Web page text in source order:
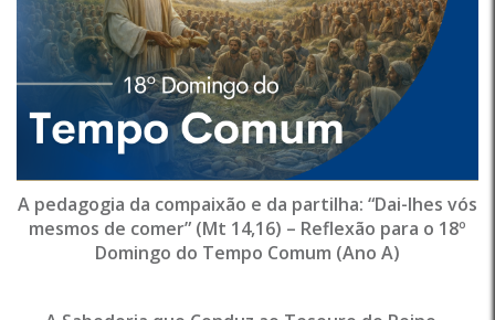
A pedagogia da compaixão e da partilha: “Dai-lhes vós
mesmos de comer” (Mt 14,16) – Reflexão para o 18º
Domingo do Tempo Comum (Ano A)